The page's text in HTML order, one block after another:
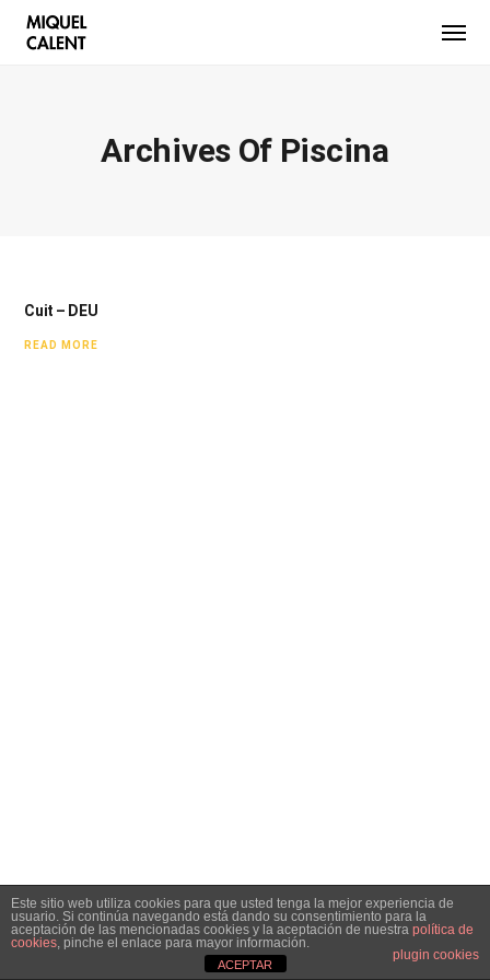
Archives Of Piscina
Cuit – DEU
READ MORE
Este sitio web utiliza cookies para que usted tenga la mejor experiencia de
usuario. Si continúa navegando está dando su consentimiento para la
aceptación de las mencionadas cookies y la aceptación de nuestra política de
cookies, pinche el enlace para mayor información.
plugin cookies
ACEPTAR